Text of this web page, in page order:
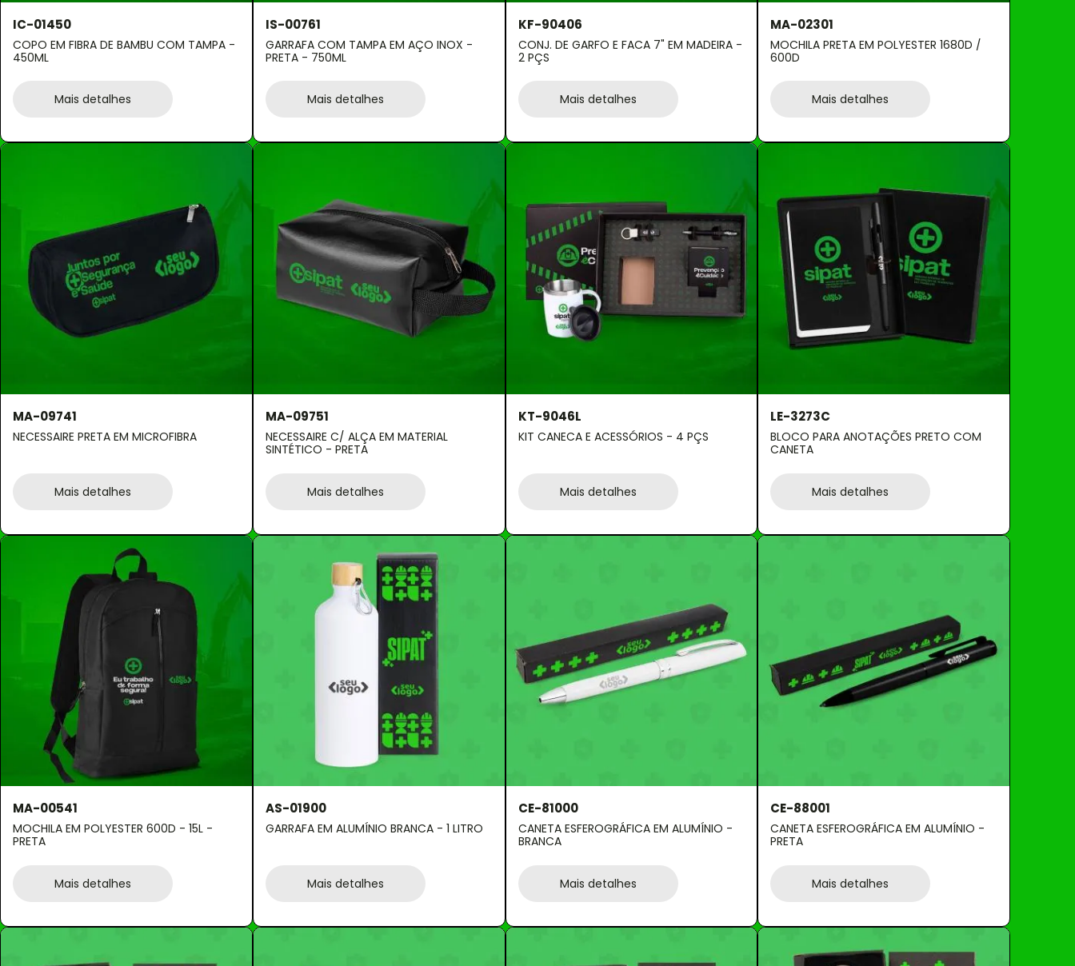
IC-01450
COPO EM FIBRA DE BAMBU COM TAMPA -
450ML
Mais detalhes
IS-00761
GARRAFA COM TAMPA EM AÇO INOX -
PRETA - 750ML
Mais detalhes
KF-90406
CONJ. DE GARFO E FACA 7" EM MADEIRA -
2 PÇS
Mais detalhes
MA-02301
MOCHILA PRETA EM POLYESTER 1680D /
600D
Mais detalhes
MA-09741
NECESSAIRE PRETA EM MICROFIBRA
Mais detalhes
MA-09751
NECESSAIRE C/ ALÇA EM MATERIAL
SINTÉTICO - PRETA
Mais detalhes
KT-9046L
KIT CANECA E ACESSÓRIOS - 4 PÇS
Mais detalhes
LE-3273C
BLOCO PARA ANOTAÇÕES PRETO COM
CANETA
Mais detalhes
MA-00541
MOCHILA EM POLYESTER 600D - 15L -
PRETA
Mais detalhes
AS-01900
GARRAFA EM ALUMÍNIO BRANCA - 1 LITRO
Mais detalhes
CE-81000
CANETA ESFEROGRÁFICA EM ALUMÍNIO -
BRANCA
Mais detalhes
CE-88001
CANETA ESFEROGRÁFICA EM ALUMÍNIO -
PRETA
Mais detalhes